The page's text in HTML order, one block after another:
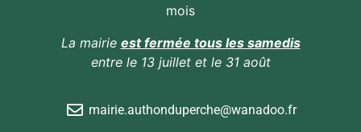
mois
La mairie est fermée tous les samedis
entre le 13 juillet et le 31 août
mairie.authonduperche@wanadoo.fr